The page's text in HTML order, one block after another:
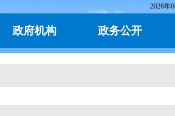
2026年
政府机构 政务公开